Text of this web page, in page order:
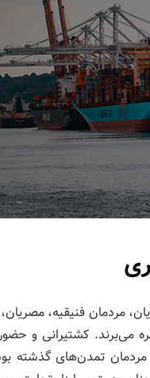
مردمان فنیقیه،
می‌برند. کشتیرانی و
تمدن‌های گذشته